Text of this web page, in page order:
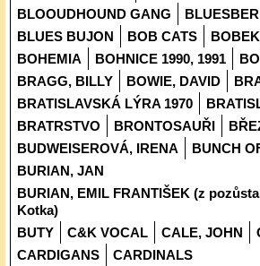
BLOOUDHOUND GANG
BLUES BUJON
BOB CATS
BOHEMIA
BOHNICE 1990, 1991
BRAGG, BILLY
BOWIE, DAVID
BRATISLAVSKÁ LÝRA 1970
BRATRSTVO
BRONTOSAUŘI
BUDWEISEROVÁ, IRENA
BUNCH
BURIAN, JAN
BURIAN, EMIL FRANTIŠEK (z
Kotka)
BUTY
C&K VOCAL CALE, JOHN
CARDIGANS
CARDINALS